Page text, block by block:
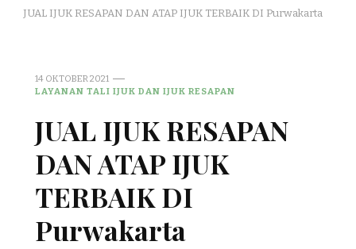
JUAL IJUK RESAPAN DAN ATAP IJUK TERBAIK DI Purwakarta
14 OKTOBER 2021
LAYANAN TALI IJUK DAN IJUK RESAPAN
JUAL IJUK RESAPAN
DAN ATAP IJUK
TERBAIK DI
Purwakarta